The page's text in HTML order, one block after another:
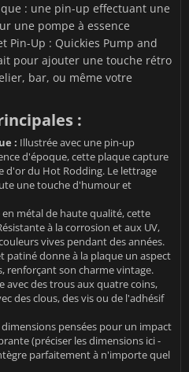
: une pin-up effectuant une
une pompe à essence
Pin-Up : Quickies Pump and
pour ajouter une touche rétro
bar, ou même votre
:
: Illustrée avec une pin-up
d'époque, cette plaque capture
d'or du Hot Rodding. Le lettrage
une touche d'humour et
en métal de haute qualité, cette
à la corrosion et aux UV,
vives pendant des années.
patiné donne à la plaque un aspect
renforçant son charme vintage.
avec des trous aux quatre coins,
des clous, des vis ou de l'adhésif
dimensions pensées pour un impact
(préciser les dimensions ici -
parfaitement à n'importe quel